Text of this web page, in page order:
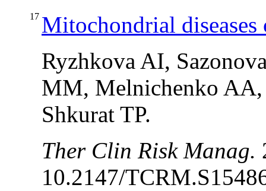
17 Mitochondrial
Ryzhkova AI,
MM, Melnichenko AA,
Shkurat TP.
Ther Clin Risk Manag.
10.2147/